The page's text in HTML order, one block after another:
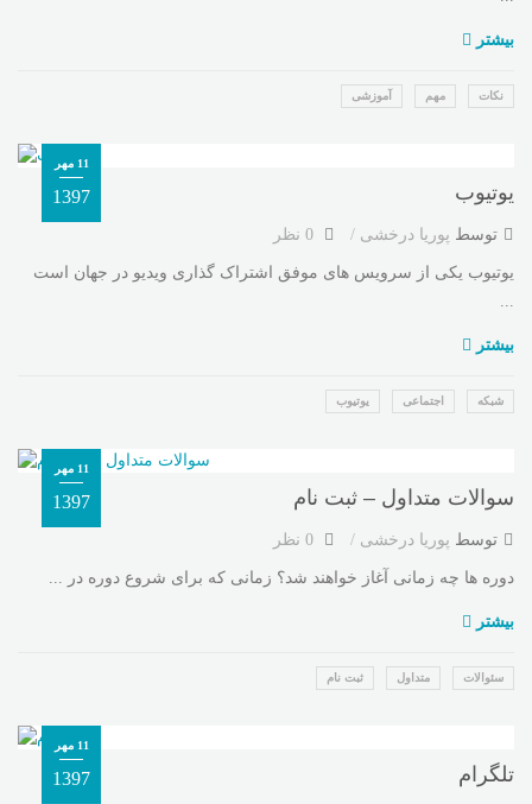
بیشتر
نکات مهم آموزشی
یوتیوب
11 مهر
1397
توسط پوریا درخشی 0 نظر
یوتیوب یکی از سرویس های موفق اشتراک گذاری ویدیو در جهان است
بیشتر
شبکه اجتماعی یوتیوب
سوالات متداول – ثبت نام
11 مهر
1397
توسط پوریا درخشی 0 نظر
دوره ها چه زمانی آغاز خواهند شد؟ زمانی که برای شروع دوره در ...
بیشتر
سئوالات متداول ثبت نام
تلگرام
11 مهر
1397